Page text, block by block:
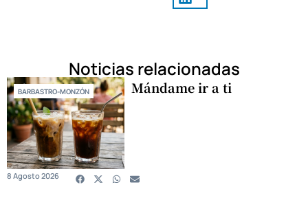
Noticias relacionadas
BARBASTRO-MONZÓN Mándame ir a ti
8 Agosto 2026